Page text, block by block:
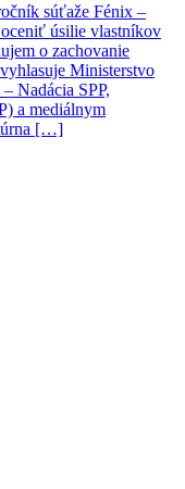
súťaže Fénix –
úsilie vlastníkov
o zachovanie
Ministerstvo
Nadácia SPP,
a mediálnym
[…]